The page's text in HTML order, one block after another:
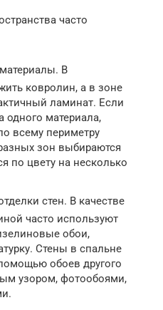
часто
В
ковролин, а в зоне
ламинат. Если
одного материала,
всему периметру
зон выбираются
по цвету на несколько
стен. В качестве
часто используют
обои,
Стены в спальне
обоев другого
узором, фотообоями,